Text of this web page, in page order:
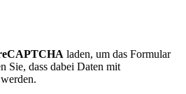
laden, um das Formular
Sie, dass dabei Daten mit